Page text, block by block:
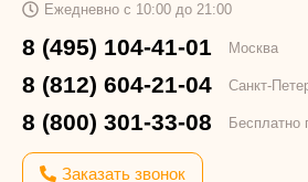
Ежедневно с 10:00 до 21:00
8 (495) 104-41-01 Москва
8 (812) 604-21-04 Санкт-
8 (800) 301-33-08 Бесплатно
Заказать звонок